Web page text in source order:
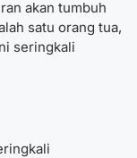
akan tumbuh
satu orang tua,
seringkali